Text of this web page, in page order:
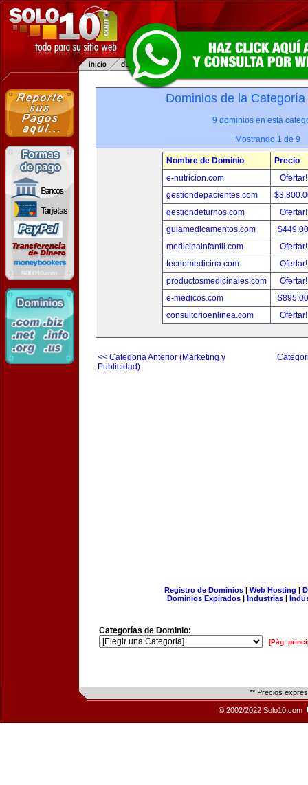
Dominios de la
9 dominios en esta
Mostrando 1 de 9
Nombre de Dominio
Precio
e-nutricion.com
gestiondepacientes.com
gestiondeturnos.com
guiamedicamentos.com
medicinainfantil.com
tecnomedicina.com
productosmedicinales.com
e-medicos.com
consultorioenlinea.com
<< Categoria Anterior (Marketing y
Publicidad)
Registro de Dominios| Web Hosting |
Dominios Expirados | Industrias |
Categorías de Dominio:
[Pág.
** Precios
© 2002/2022 Solo10.com